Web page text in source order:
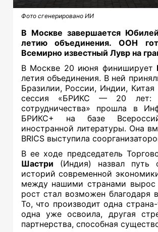
Фото сгенерировано ИИ
В Москве завершается
летию объединения. ООН
Всемирно известный Лувр на
В Москве 20 июня финиширует
летия объединения. В ней
Бразилии, России, Индии,
сессия «БРИКС — 20 лет:
сотрудничества» прошла в
БРИКС+ на базе
иностранной литературы. Она
BRICS выступила
В ее ходе председатель
Шастри (Индия) назвал путь
историй современной
между нашими странами
рост стал возможен благодаря
То, что производит одна
одна уже освоила, другая
партнерства, способная